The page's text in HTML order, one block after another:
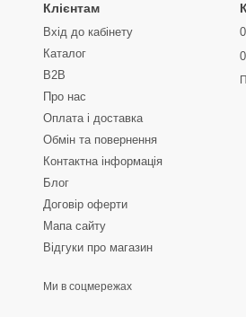
Клієнтам
Вхід до кабінету
Каталог
B2B
Про нас
Оплата і доставка
Обмін та повернення
Контактна інформація
Блог
Договір оферти
Мапа сайту
Відгуки про магазин
Ми в соцмережах